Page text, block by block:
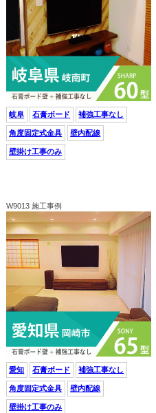
岐阜 石膏ボード 補強工事なし
角度固定式金具 壁内配線
壁掛け工事のみ
W9013 施工事例
愛知 石膏ボード 補強工事なし
角度固定式金具 壁内配線
壁掛け工事のみ